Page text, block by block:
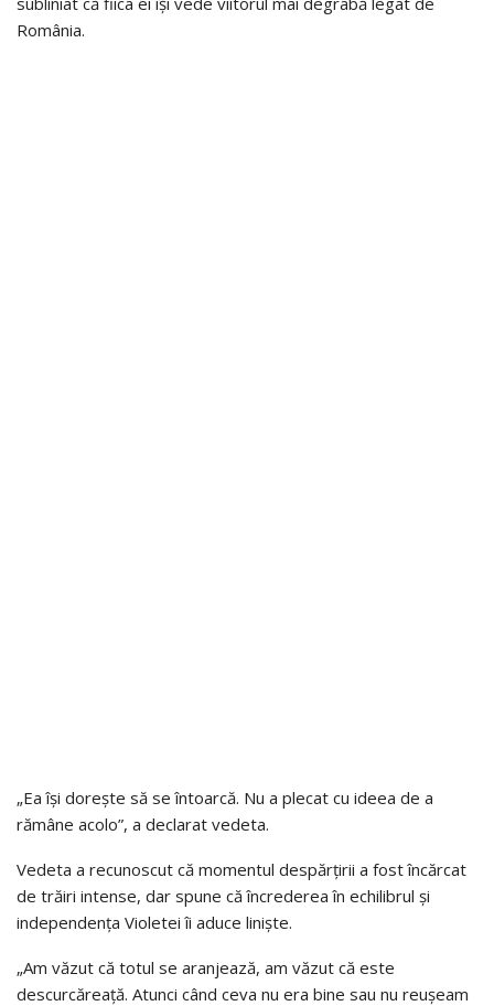
România.
„Ea își dorește să se întoarcă. Nu a plecat cu ideea de a
rămâne acolo”, a declarat vedeta.
Vedeta a recunoscut că momentul despărțirii a fost încărcat
de trăiri intense, dar spune că încrederea în echilibrul și
independența Violetei îi aduce liniște.
„Am văzut că totul se aranjează, am văzut că este
descurcăreață. Atunci când ceva nu era bine sau nu reușeam